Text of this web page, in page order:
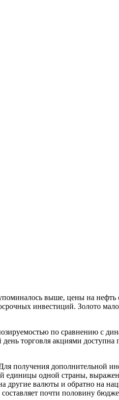
выше, цены на
инвестиций. Золото
по сравнению с
торговля акциями
получения дополнительной
одной страны,
другие валюты и обратно на
почти половину